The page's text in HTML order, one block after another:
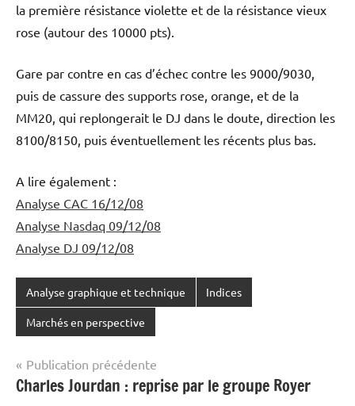
la première résistance violette et de la résistance vieux
rose (autour des 10000 pts).
Gare par contre en cas d’échec contre les 9000/9030,
puis de cassure des supports rose, orange, et de la
MM20, qui replongerait le DJ dans le doute, direction les
8100/8150, puis éventuellement les récents plus bas.
A lire également :
Analyse CAC 16/12/08
Analyse Nasdaq 09/12/08
Analyse DJ 09/12/08
Analyse graphique et technique Indices
Marchés en perspective
Navigation
de
Publication précédente
Charles Jourdan : reprise par le groupe Royer